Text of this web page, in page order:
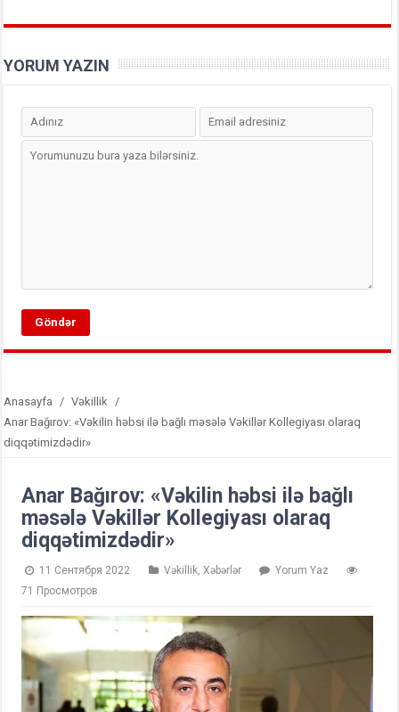
YORUM YAZIN
Anasayfa / Vəkillik /
Anar Bağırov: «Vəkilin həbsi ilə bağlı məsələ Vəkillər Kollegiyası olaraq
diqqətimizdədir»
Anar Bağırov: «Vəkilin həbsi ilə bağlı
məsələ Vəkillər Kollegiyası olaraq
diqqətimizdədir»
11 Сентября 2022 Vəkillik,Xəbərlər
Yorum Yaz
71 Просмотров